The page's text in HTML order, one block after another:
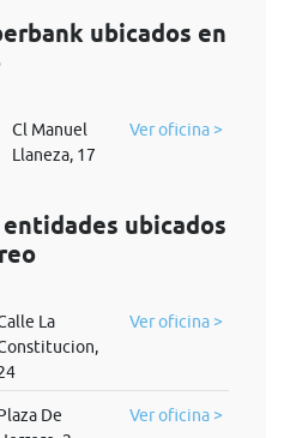
ubicados en
Cl Manuel
Llaneza, 17
Ver oficina >
ubicados
La
Ver oficina >
De
Ver oficina >